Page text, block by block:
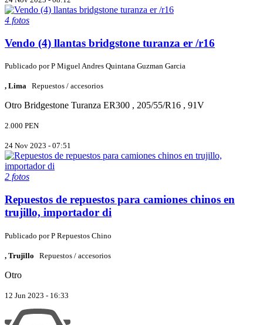
4 fotos
Vendo (4) llantas bridgstone turanza er /r16
Publicado porP Miguel Andres Quintana Guzman Garcia
, Lima Repuestos / accesorios
Otro Bridgestone Turanza ER300 , 205/55/R16 , 91V
2.000 PEN
24 Nov 2023 - 07:51
2 fotos
Repuestos de repuestos para camiones chinos en
trujillo, importador di
Publicado porP Repuestos Chino
, Trujillo Repuestos / accesorios
Otro
12 Jun 2023 - 16:33